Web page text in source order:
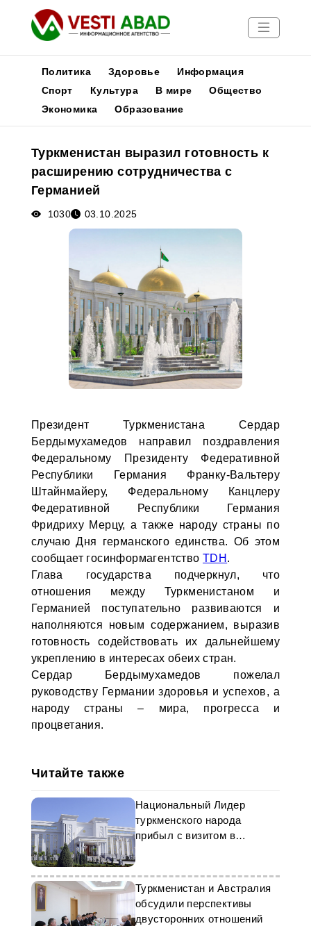
Новости
Медиа
Афиша
Политика Здоровье
Информация
Спорт
Культура В мире
Общество
Экономика
Образование
Туркменистан выразил готовность к
расширению сотрудничества с
Германией
1030 03.10.2025
Президент Туркменистана Сердар
Бердымухамедов направил поздравления
Федеральному Президенту Федеративной
Республики Германия Франку-Вальтеру
Штайнмайеру, Федеральному Канц­леру
Федеративной Республики Германия
Фридриху Мерцу, а также народу страны по
случаю Дня германского единства. Об этом
сообщает госинформагентство TDH .
Глава государства подчеркнул, что
отношения между Туркменистаном и
Германией поступательно развиваются и
наполняются новым содержанием, выразив
готовность содействовать их дальнейшему
укреплению в интересах обеих стран.
Сердар Бердымухамедов пожелал
руководству Германии здоровья и успехов, а
народу страны – мира, прогресса и
процветания.
Читайте также
Национальный Лидер
туркменского народа
прибыл с визитом в
Австрию
Туркменистан и Австралия
обсудили перспективы
двусторонних отношений